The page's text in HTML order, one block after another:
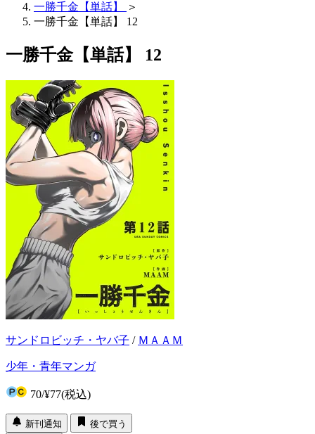
一勝千金【単話】
＞
一勝千金【単話】 12
一勝千金【単話】 12
サンドロビッチ・ヤバ子 / ＭＡＡＭ
少年・青年マンガ
70/¥77(税込)
新刊通知
後で買う